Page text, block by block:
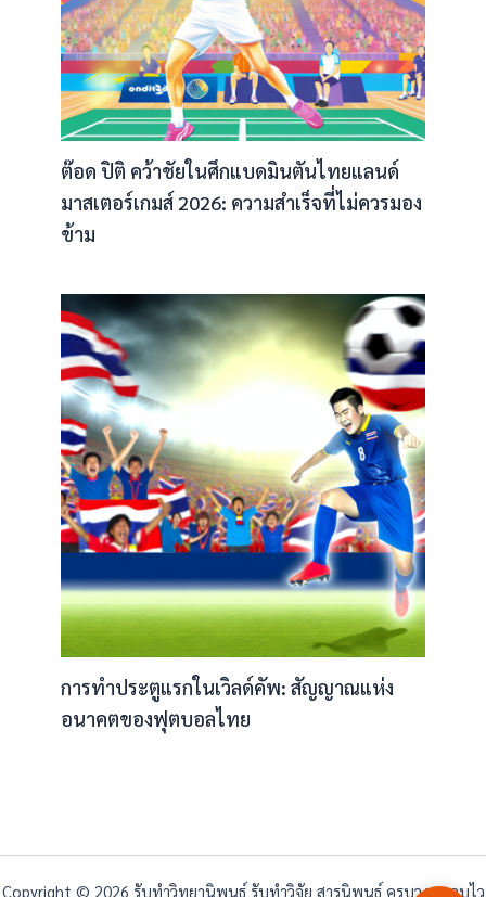
ต๊อด ปิติ คว้าชัยในศึกแบดมินตันไทยแลนด์
มาสเตอร์เกมส์ 2026: ความสำเร็จที่ไม่ควรมอง
ข้าม
การทำประตูแรกในเวิลด์คัพ: สัญญาณแห่ง
อนาคตของฟุตบอลไทย
Copyright © 2026 รับทำวิทยานิพนธ์ รับทำวิจัย สารนิพนธ์ ครบวงจร จบไว